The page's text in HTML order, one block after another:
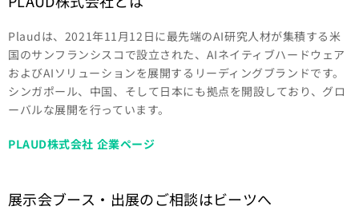
Plaudは、2021年11月12日に最先端のAI研究人材が集積する米
国のサンフランシスコで設立された、AIネイティブハードウェア
およびAIソリューションを展開するリーディングブランドです。
シンガポール、中国、そして日本にも拠点を開設しており、グロ
ーバルな展開を行っています。
PLAUD株式会社 企業ページ
展示会ブース・出展のご相談はビーツへ